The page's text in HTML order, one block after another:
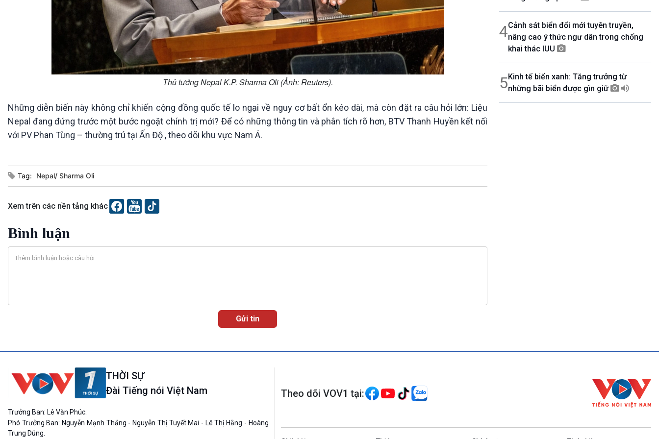
Thủ tướng Nepal K.P. Sharma Oli (Ảnh: Reuters).
Những diễn biến này không chỉ khiến cộng đồng quốc tế lo ngại về nguy cơ bất ổn kéo dài, mà còn đặt ra câu hỏi lớn: Liệu
Nepal đang đứng trước một bước ngoặt chính trị mới? Để có những thông tin và phân tích rõ hơn, BTV Thanh Huyền kết nối
với PV Phan Tùng – thường trú tại Ấn Độ , theo dõi khu vực Nam Á.
Tag: Nepal/ Sharma Oli
Xem trên các nền tảng khác
Bình luận
4Cảnh sát biển đổi mới tuyên truyền,
nâng cao ý thức ngư dân trong chống
khai thác IUU
5Kinh tế biển xanh: Tăng trưởng từ
những bãi biển được gìn giữ
THỜI SỰ
Đài Tiếng nói Việt Nam
Trưởng Ban: Lê Văn Phúc.
Phó Trưởng Ban: Nguyễn Mạnh Thắng - Nguyễn Thị Tuyết Mai - Lê Thị Hằng - Hoàng
Trung Dũng.
Theo dõi VOV1 tại: